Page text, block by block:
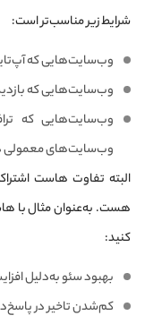
شرایط زیر مناسب‌تر است:
وب‌سایت‌هایی که
وب‌سایت‌هایی که بازدید
وب‌سایت‌هایی که
وب‌سایت‌های معمولی
البته تفاوت هاست
هست. به‌عنوان مثال با
کنید:
بهبود سئو به‌دلیل
کم‌شدن تاخیر در